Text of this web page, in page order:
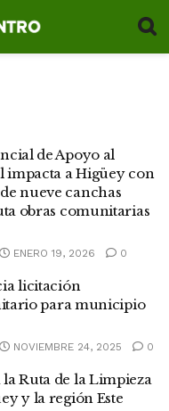
de Apoyo al
a Higüey con
nueve canchas
obras comunitarias
ENERO 19, 2026 0
licitación
para municipio
NOVIEMBRE 24, 2025 0
Ruta de la Limpieza
y la región Este